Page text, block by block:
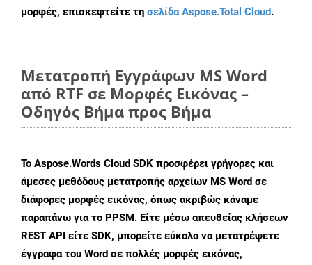
μορφές, επισκεφτείτε τη σελίδα Aspose.Total Cloud.
Μετατροπή Εγγράφων MS Word
από RTF σε Μορφές Εικόνας –
Οδηγός Βήμα προς Βήμα
Το Aspose.Words Cloud SDK προσφέρει γρήγορες και
άμεσες μεθόδους μετατροπής αρχείων MS Word σε
διάφορες μορφές εικόνας, όπως ακριβώς κάναμε
παραπάνω για το PPSM. Είτε μέσω απευθείας κλήσεων
REST API είτε SDK, μπορείτε εύκολα να μετατρέψετε
έγγραφα του Word σε πολλές μορφές εικόνας,